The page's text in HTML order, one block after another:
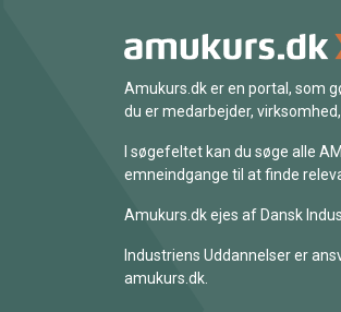
Amukurs.dk er en portal, som
du er medarbejder,
I søgefeltet kan du søge alle
emneindgange til at finde
Amukurs.dk ejes af Dansk
Industriens Uddannelser er
amukurs.dk.